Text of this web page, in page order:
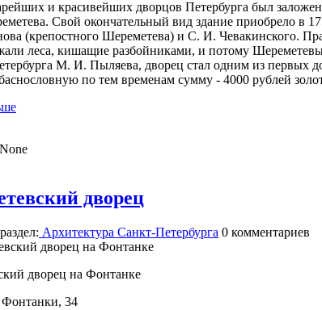
и красивейших дворцов Петербурга был
Свой окончательный вид здание приобрело в
(крепостного Шереметева) и С. И. Чевакинского.
леса, кишащие разбойниками, и потому
М. И. Пыляева, дворец стал одним из первых
по тем временам сумму - 4000 рублей
None
дворец
раздел: Архитектура Санкт-Петербурга 0 комментариев
дворец на Фонтанке
34